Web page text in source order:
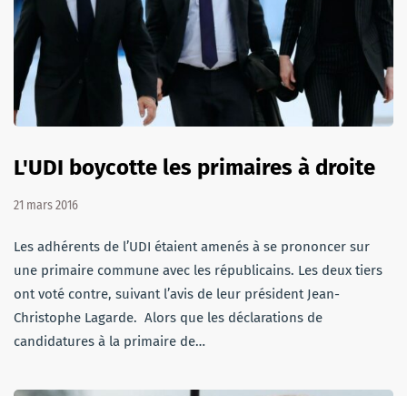
L'UDI boycotte les primaires à droite
21 mars 2016
Les adhérents de l’UDI étaient amenés à se prononcer sur
une primaire commune avec les républicains. Les deux tiers
ont voté contre, suivant l’avis de leur président Jean-
Christophe Lagarde. Alors que les déclarations de
candidatures à la primaire de…